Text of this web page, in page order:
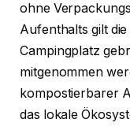
ohne
Aufenthalts gilt
Campingplatz
mitgenommen
kompostierbarer
das lokale